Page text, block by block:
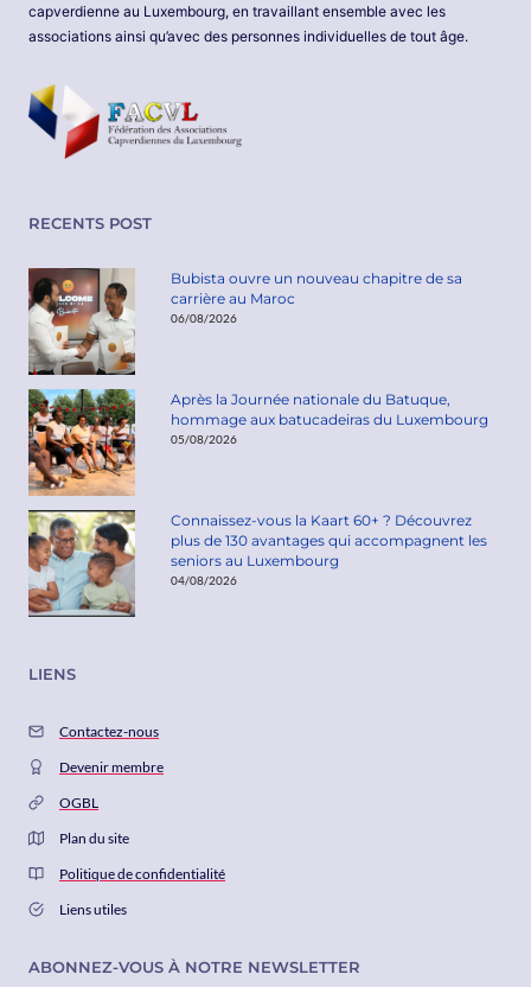
capverdienne au Luxembourg, en travaillant ensemble avec les
associations ainsi qu’avec des personnes individuelles de tout âge.
RECENTS POST
Bubista ouvre un nouveau chapitre de sa
carrière au Maroc
06/08/2026
Après la Journée nationale du Batuque,
hommage aux batucadeiras du Luxembourg
05/08/2026
Connaissez-vous la Kaart 60+ ? Découvrez
plus de 130 avantages qui accompagnent les
seniors au Luxembourg
04/08/2026
LIENS
Contactez-nous
Devenir membre
OGBL
Plan du site
Politique de confidentialité
Liens utiles
ABONNEZ-VOUS À NOTRE NEWSLETTER